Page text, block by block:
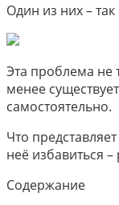
Один из них –
Эта проблема не
менее
самостоятельно.
Что
неё избавиться
Содержание